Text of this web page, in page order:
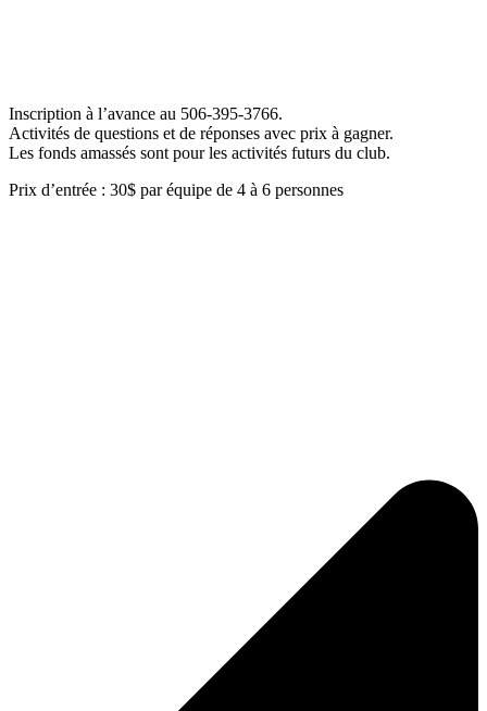
Inscription à l’avance au 506-395-3766.
Activités de questions et de réponses avec prix à gagner.
Les fonds amassés sont pour les activités futurs du club.
Prix d’entrée : 30$ par équipe de 4 à 6 personnes